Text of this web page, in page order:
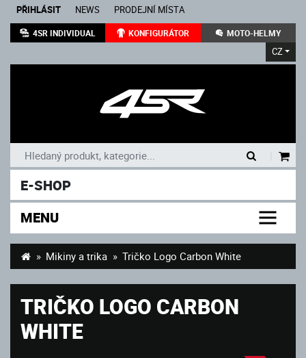
PŘIHLÁSIT NEWS PRODEJNÍ MÍSTA
4SR INDIVIDUAL KONFIGURÁTOR MOTO-HELMY
CZ
E-SHOP
MENU
Mikiny a trika Tričko Logo Carbon White
TRIČKO LOGO CARBON
WHITE